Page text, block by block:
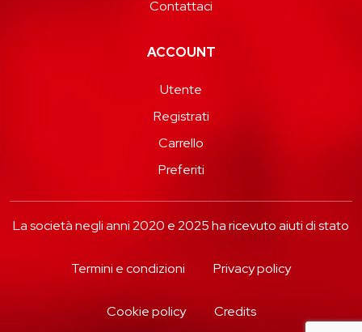
Contattaci
ACCOUNT
Utente
Registrati
Carrello
Preferiti
La società negli anni 2020 e 2025 ha ricevuto aiuti di stato
Termini e condizioni Privacy policy
Cookie policy Credits